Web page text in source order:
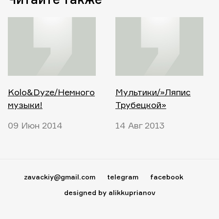
Kolo&Dyze/Немного
музыки!
09 Июн 2014
Мультики/»Ляпис
Трубецкой»
14 Авг 2013
zavackiy@gmail.com telegram
facebook
designed by alikkuprianov